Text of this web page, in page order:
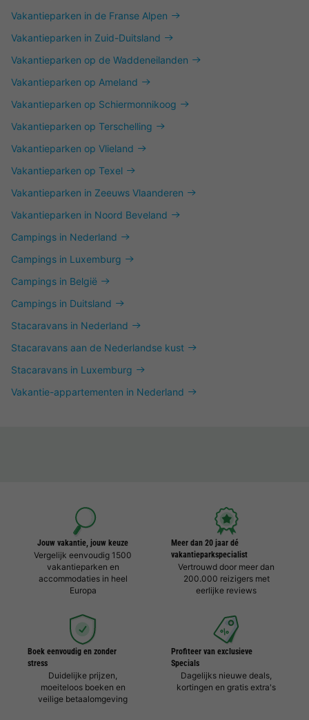
Vakantieparken in de Franse Alpen
Vakantieparken in Zuid-Duitsland
Vakantieparken op de Waddeneilanden
Vakantieparken op Ameland
Vakantieparken op Schiermonnikoog
Vakantieparken op Terschelling
Vakantieparken op Vlieland
Vakantieparken op Texel
Vakantieparken in Zeeuws Vlaanderen
Vakantieparken in Noord Beveland
Campings in Nederland
Campings in Luxemburg
Campings in België
Campings in Duitsland
Stacaravans in Nederland
Stacaravans aan de Nederlandse kust
Stacaravans in Luxemburg
Vakantie-appartementen in Nederland
Jouw vakantie, jouw keuze
Vergelijk eenvoudig 1500
vakantieparken en
accommodaties in heel
Europa
Meer dan 20 jaar dé
vakantieparkspecialist
Vertrouwd door meer dan
200.000 reizigers met
eerlijke reviews
Boek eenvoudig en zonder
stress
Duidelijke prijzen,
moeiteloos boeken en
veilige betaalomgeving
Profiteer van exclusieve
Specials
Dagelijks nieuwe deals,
kortingen en gratis extra's